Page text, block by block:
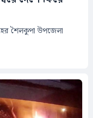
শৈলকুপা উপজেলা